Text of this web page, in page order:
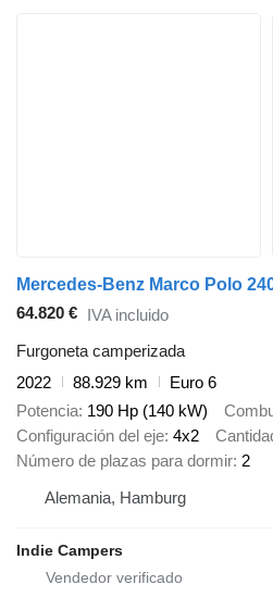
Mercedes-Benz Marco Polo
64.820 € IVA incluido
Furgoneta camperizada
2022
88.929 km
Euro 6
Potencia 190 Hp (140 kW)
Configuración del eje 4x2
Número de plazas para dormir 2
Alemania, Hamburg
Indie Campers